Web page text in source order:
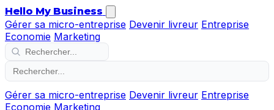
Hello My Business
Gérer sa micro-entreprise Devenir livreur Entreprise
Economie Marketing
Gérer sa micro-entreprise Devenir livreur Entreprise
Economie Marketing